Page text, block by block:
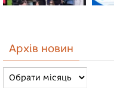
Архів новин
Архів
новин